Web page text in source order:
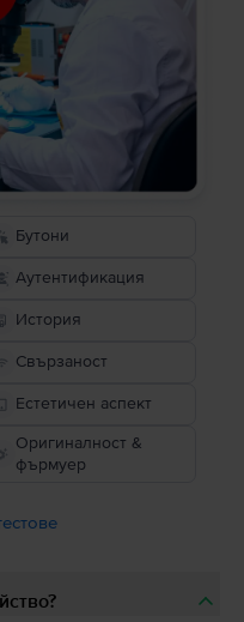
Бутони
Аутентификация
История
Свързаност
Естетичен аспект
Оригиналност &
фърмуер